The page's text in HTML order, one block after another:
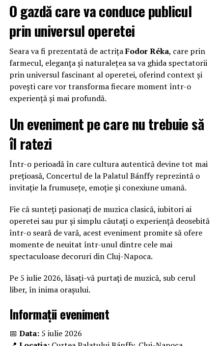
O gazdă care va conduce publicul
prin universul operetei
Seara va fi prezentată de actrițaFodor Réka, care prin
farmecul, eleganța și naturalețea sa va ghida spectatorii
prin universul fascinant al operetei, oferind context și
povești care vor transforma fiecare moment într-o
experiență și mai profundă.
Un eveniment pe care nu trebuie să
îl ratezi
Într-o perioadă în care cultura autentică devine tot mai
prețioasă, Concertul de la Palatul Bánffy reprezintă o
invitație la frumusețe, emoție și conexiune umană.
Fie că sunteți pasionați de muzica clasică, iubitori ai
operetei sau pur și simplu căutați o experiență deosebită
într-o seară de vară, acest eveniment promite să ofere
momente de neuitat într-unul dintre cele mai
spectaculoase decoruri din Cluj-Napoca.
Pe 5 iulie 2026, lăsați-vă purtați de muzică, sub cerul
liber, în inima orașului.
Informații eveniment
📅 Data:5 iulie 2026